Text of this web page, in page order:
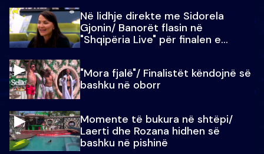
Në lidhje direkte me Sidorela
Gjonin/ Banorët flasin në
"Shqipëria Live" për finalen e
"Mora fjalë"/ Finalistët këndojnë së
bashku në oborr
Momente të bukura në shtëpi/
Laerti dhe Rozana hidhen së
bashku në pishinë